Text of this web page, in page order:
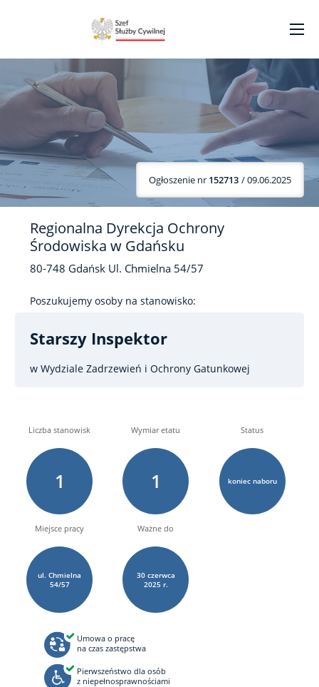
Ogłoszenie nr 152713 / 09.06.2025
Regionalna Dyrekcja Ochrony
Środowiska w Gdańsku
80-748 Gdańsk Ul. Chmielna 54/57
Poszukujemy osoby na stanowisko:
Starszy Inspektor
w Wydziale Zadrzewień i Ochrony Gatunkowej
Liczba stanowisk
1
Wymiar etatu
1
Status
koniec naboru
Miejsce pracy
ul. Chmielna
54/57
Ważne do
30 czerwca
2025 r.
Umowa o pracę
na czas zastępstwa
Pierwszeństwo dla osób
z niepełnosprawnościami